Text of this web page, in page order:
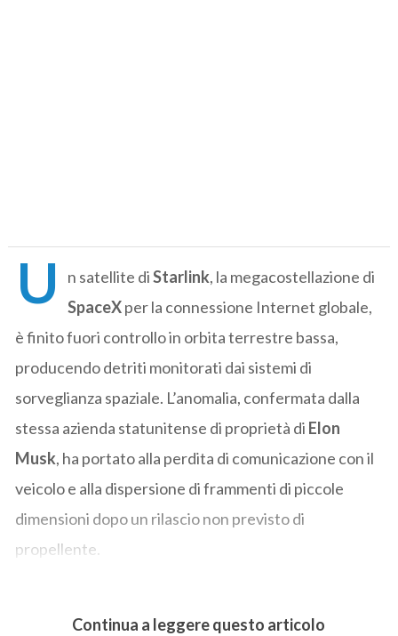
U n satellite diStarlink, la megacostellazione di
SpaceXper la connessione Internet globale,
è finito fuori controllo in orbita terrestre bassa,
producendo detriti monitorati dai sistemi di
sorveglianza spaziale. L’anomalia, confermata dalla
stessa azienda statunitense di proprietà di Elon
Musk, ha portato alla perdita di comunicazione con il
veicolo e alla dispersione di frammenti di piccole
dimensioni dopo un rilascio non previsto di
propellente.
Continua a leggere questo articolo